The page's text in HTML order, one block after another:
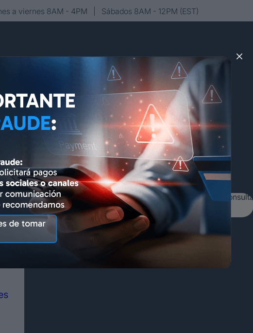
a viernes 8AM - 4PM | Sábados 8AM - 12PM (EST)
Conócenos Editorial Contacto Agenda tu consulta